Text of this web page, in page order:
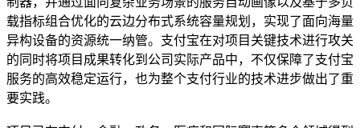
载指标组合优化的云边分布式系统容量规划，实现了面向海量
异构设备的资源统一纳管。支付宝在对项目关键技术进行攻关
的同时将项目成果转化到公司实际产品中，不仅保障了支付宝
服务的高效稳定运行，也为整个支付行业的技术进步做出了重
要实践。